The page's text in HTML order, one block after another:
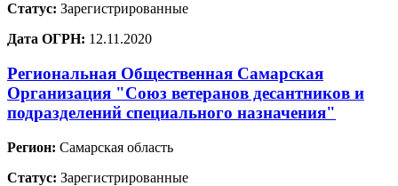
Статус: Зарегистрированные
Дата ОГРН: 12.11.2020
Региональная Общественная Самарская
Организация "Союз ветеранов десантников и
подразделений специального назначения"
Регион: Самарская область
Статус: Зарегистрированные